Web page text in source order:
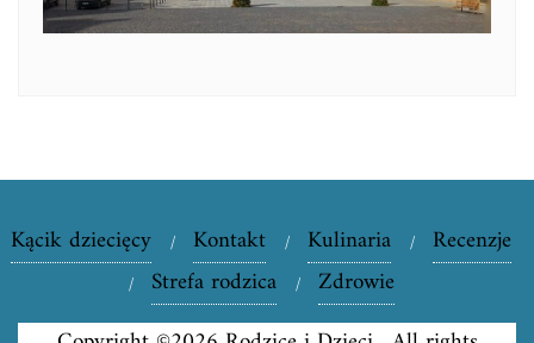
Kącik dziecięcy Kontakt Kulinaria
Recenzje
Strefa rodzica
Zdrowie